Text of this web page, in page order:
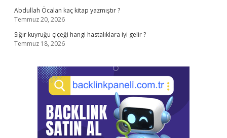
Abdullah Öcalan kaç kitap yazmıştır ?
Temmuz 20, 2026
Sığır kuyruğu çiçeği hangi hastalıklara iyi gelir ?
Temmuz 18, 2026